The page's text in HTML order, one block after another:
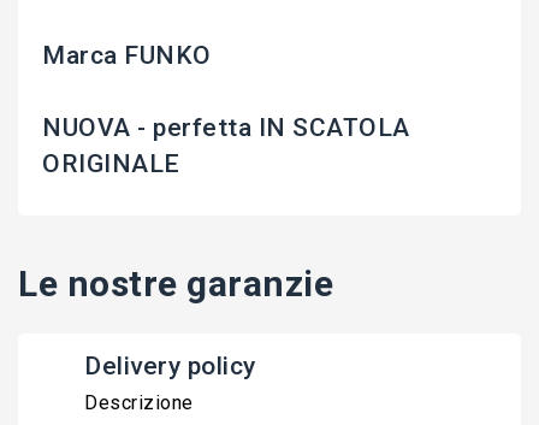
Marca FUNKO
NUOVA - perfetta IN SCATOLA
ORIGINALE
Le nostre garanzie
Delivery policy
Descrizione